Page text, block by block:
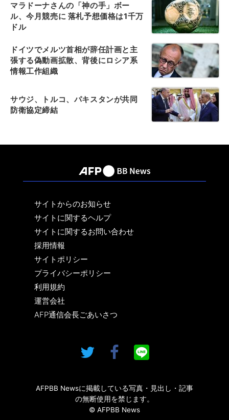
マラドーナさんの「神の手」ボー
ル、今月競売に 落札予想価格は1千万
ドル
ドイツでメルツ首相が辞任計画と主
張する偽動画拡散、背後にロシア系
情報工作組織
サウジ、トルコ、パキスタンが共同
防衛協定締結
サイトからのお知らせ
サイトに関するヘルプ
サイトに関するお問い合わせ
採用情報
サイトポリシー
プライバシーポリシー
利用規約
運営会社
AFP通信会長ごあいさつ
AFPBB Newsに掲載している写真・見出し・記事
の無断使用を禁じます。
© AFPBB News